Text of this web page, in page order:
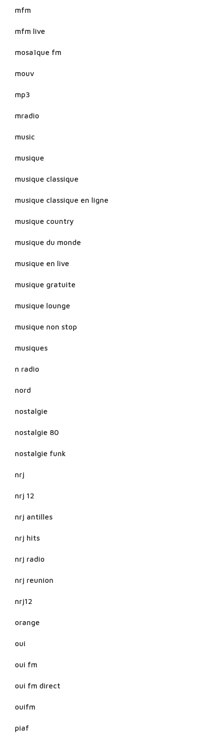
mfm
mfm live
mosaïque fm
mouv
mp3
mradio
music
musique
musique classique
musique classique en ligne
musique country
musique du monde
musique en live
musique gratuite
musique lounge
musique non stop
musiques
n radio
nord
nostalgie
nostalgie 80
nostalgie funk
nrj
nrj 12
nrj antilles
nrj hits
nrj radio
nrj reunion
nrj12
orange
oui
oui fm
oui fm direct
ouifm
piaf